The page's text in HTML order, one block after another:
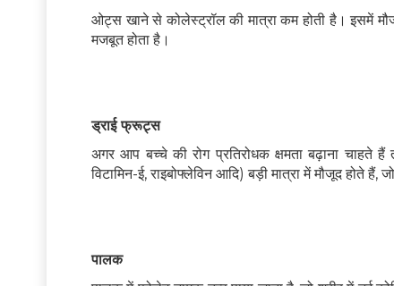
ओट्स खाने से कोलेस्ट्रॉल की मात्रा कम होती है। इसमें
मजबूत होता है।
ड्राई फ्रूट्स
अगर आप बच्चे की रोग प्रतिरोधक क्षमता बढ़ाना
विटामिन-ई, राइबोफ्लेविन आदि) बड़ी मात्रा में मौजूद होते
पालक